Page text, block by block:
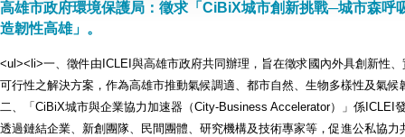
高雄市政府環境保護局：徵求「CiBiX城市創新挑戰─城市森呼
造韌性高雄」。
<ul><li>一、徵件由ICLEI與高雄市政府共同辦理，旨在徵求國內外具創新性
可行性之解決方案，作為高雄市推動氣候調適、都市自然、生物多樣性及氣
二、「CiBiX城市與企業協力加速器（City-Business Accelerator）」係ICLEI
透過鏈結企業、新創團隊、民間團體、研究機構及技術專家等，促進公私協力